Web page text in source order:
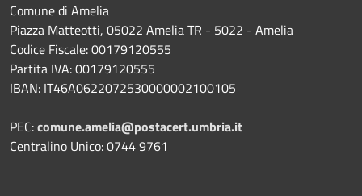
Comune di Amelia
Piazza Matteotti, 05022 Amelia TR - 5022 - Amelia
Codice Fiscale: 00179120555
Partita IVA: 00179120555
IBAN: IT46A0622072530000002100105
PEC:comune.amelia@postacert.umbria.it
Centralino Unico: 0744 9761